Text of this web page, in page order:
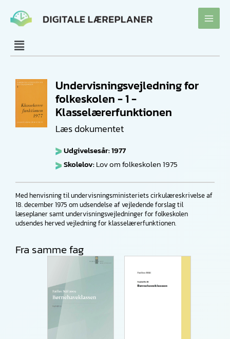
Fra samme fag
Undervisningsvejledning for
folkeskolen - 1 -
Klasselærerfunktionen
Læs dokumentet
Udgivelsesår: 1977
Skolelov:Lov om folkeskolen 1975
Med henvisning til undervisningsministeriets cirkulæreskrivelse af
18. december 1975 om udsendelse af vejledende forslag til
læseplaner samt undervisningsvejledninger for folkeskolen
udsendes herved vejledning for klasselærerfunktionen.